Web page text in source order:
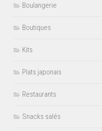
Boulangerie
Boutiques
Kits
Plats japonais
Restaurants
Snacks salés